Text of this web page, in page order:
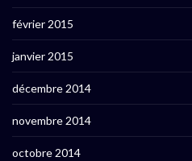
février 2015
janvier 2015
décembre 2014
novembre 2014
octobre 2014